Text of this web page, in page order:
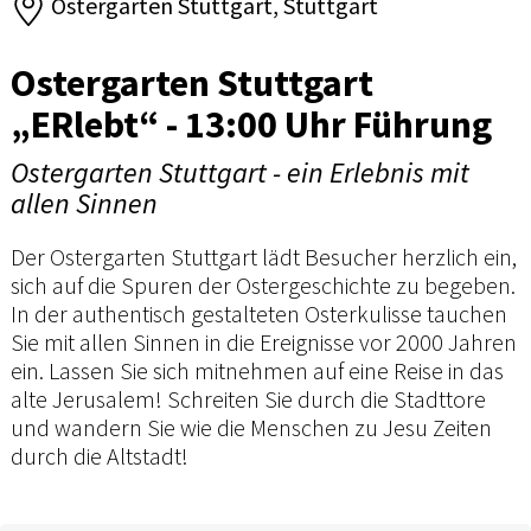
Ostergarten Stuttgart
„ERlebt“ - 13:00 Uhr Führung
Ostergarten Stuttgart - ein Erlebnis mit
allen Sinnen
Der Ostergarten Stuttgart lädt Besucher herzlich ein,
sich auf die Spuren der Ostergeschichte zu begeben.
In der authentisch gestalteten Osterkulisse tauchen
Sie mit allen Sinnen in die Ereignisse vor 2000 Jahren
ein. Lassen Sie sich mitnehmen auf eine Reise in das
alte Jerusalem! Schreiten Sie durch die Stadttore
und wandern Sie wie die Menschen zu Jesu Zeiten
durch die Altstadt!